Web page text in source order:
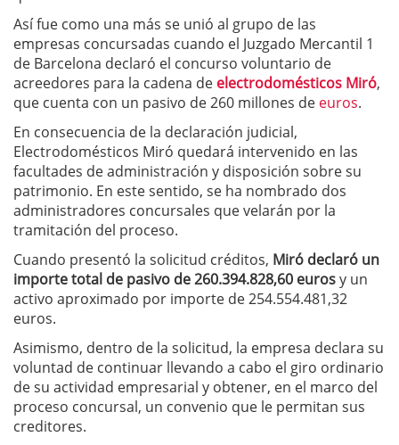
Así fue como una más se unió al grupo de las
empresas concursadas cuando el Juzgado Mercantil 1
de Barcelona declaró el concurso voluntario de
acreedores para la cadena de electrodomésticos Miró,
que cuenta con un pasivo de 260 millones de euros.
En consecuencia de la declaración judicial,
Electrodomésticos Miró quedará intervenido en las
facultades de administración y disposición sobre su
patrimonio. En este sentido, se ha nombrado dos
administradores concursales que velarán por la
tramitación del proceso.
Cuando presentó la solicitud créditos, Miró declaró un
importe total de pasivo de 260.394.828,60 eurosy un
activo aproximado por importe de 254.554.481,32
euros.
Asimismo, dentro de la solicitud, la empresa declara su
voluntad de continuar llevando a cabo el giro ordinario
de su actividad empresarial y obtener, en el marco del
proceso concursal, un convenio que le permitan sus
creditores.